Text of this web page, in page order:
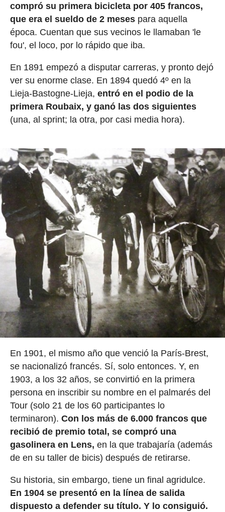
compró su primera bicicleta por 405 francos,
que era el sueldo de 2 mesespara aquella
época. Cuentan que sus vecinos le llamaban 'le
fou', el loco, por lo rápido que iba.
En 1891 empezó a disputar carreras, y pronto dejó
ver su enorme clase. En 1894 quedó 4º en la
Lieja-Bastogne-Lieja, entró en el podio de la
primera Roubaix, y ganó las dos siguientes
(una, al sprint; la otra, por casi media hora).
En 1901, el mismo año que venció la París-Brest,
se nacionalizó francés. Sí, solo entonces. Y, en
1903, a los 32 años, se convirtió en la primera
persona en inscribir su nombre en el palmarés del
Tour (solo 21 de los 60 participantes lo
terminaron). Con los más de 6.000 francos que
recibió de premio total, se compró una
gasolinera en Lens, en la que trabajaría (además
de en su taller de bicis) después de retirarse.
Su historia, sin embargo, tiene un final agridulce.
En 1904 se presentó en la línea de salida
dispuesto a defender su título. Y lo consiguió.